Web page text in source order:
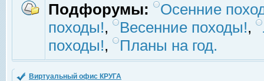
Подфорумы:
Осенние
походы!, Весенние походы!,
походы!, Планы на год.
Виртуальный офис КРУГА